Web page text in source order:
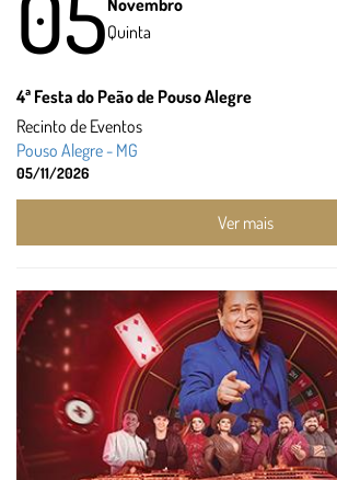
Novembro
Quinta
4ª Festa do Peão de Pouso Alegre
Recinto de Eventos
Pouso Alegre - MG
05/11/2026
Ver mais